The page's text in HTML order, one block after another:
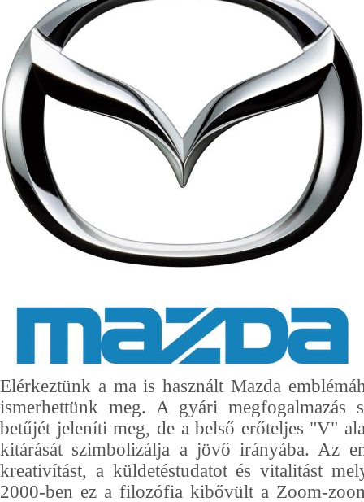
Elérkeztünk a ma is használt Mazda
ismerhettünk meg. A gyári megfogalmazás
betűjét jeleníti meg, de a belső erőteljes "V"
kitárását szimbolizálja a jövő irányába. Az
kreativítást, a küldetéstudatot és vitalitást
2000-ben ez a filozófia kibővült a Zoom-